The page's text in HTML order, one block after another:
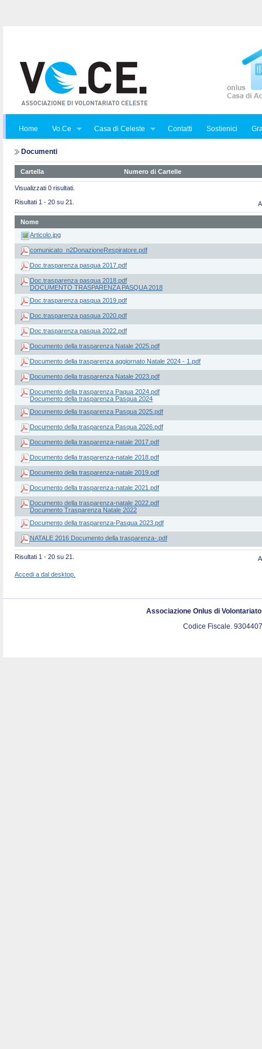
Home Vo.Ce Casa di Celeste Contatti Sostienici
Documenti
Cartella Numero di Cartelle
Visualizzati 0 risultati.
Risultati 1 - 20 su 21.
Nome
Articolo.jpg
comunicato_n2DonazioneRespiratore.pdf
Doc.trasparenza pasqua 2017.pdf
Doc.trasparenza pasqua 2018.pdf
DOCUMENTO TRASPARENZA PASQUA 2018
Doc.trasparenza pasqua 2019.pdf
Doc.trasparenza pasqua 2020.pdf
Doc.trasparenza pasqua 2022.pdf
Documento della trasparenza Natale 2025.pdf
Documento della trasparenza aggiornato Natale 2024 - 1.pdf
Documento della trasparenza Natale 2023.pdf
Documento della trasparenza Paqua 2024.pdf
Documento della trasparenza Pasqua 2024
Documento della trasparenza Pasqua 2025.pdf
Documento della trasparenza Pasqua 2026.pdf
Documento della trasparenza-natale 2017.pdf
Documento della trasparenza-natale 2018.pdf
Documento della trasparenza-natale 2019.pdf
Documento della trasparenza-natale 2021.pdf
Documento della trasparenza-natale 2022.pdf
Documento Trasparenza Natale 2022
Documento della trasparenza-Pasqua 2023.pdf
NATALE 2016 Documento della trasparenza-.pdf
Risultati 1 - 20 su 21.
Accedi a dal desktop.
Associazione Onlus di
Codice Fiscale.